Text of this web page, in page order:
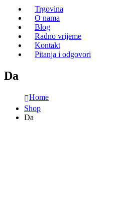
Trgovina
O nama
Blog
Radno vrijeme
Kontakt
Pitanja i odgovori
Da
Home
Shop
Da